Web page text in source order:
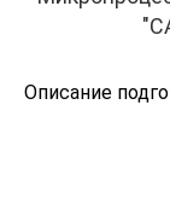
Описание